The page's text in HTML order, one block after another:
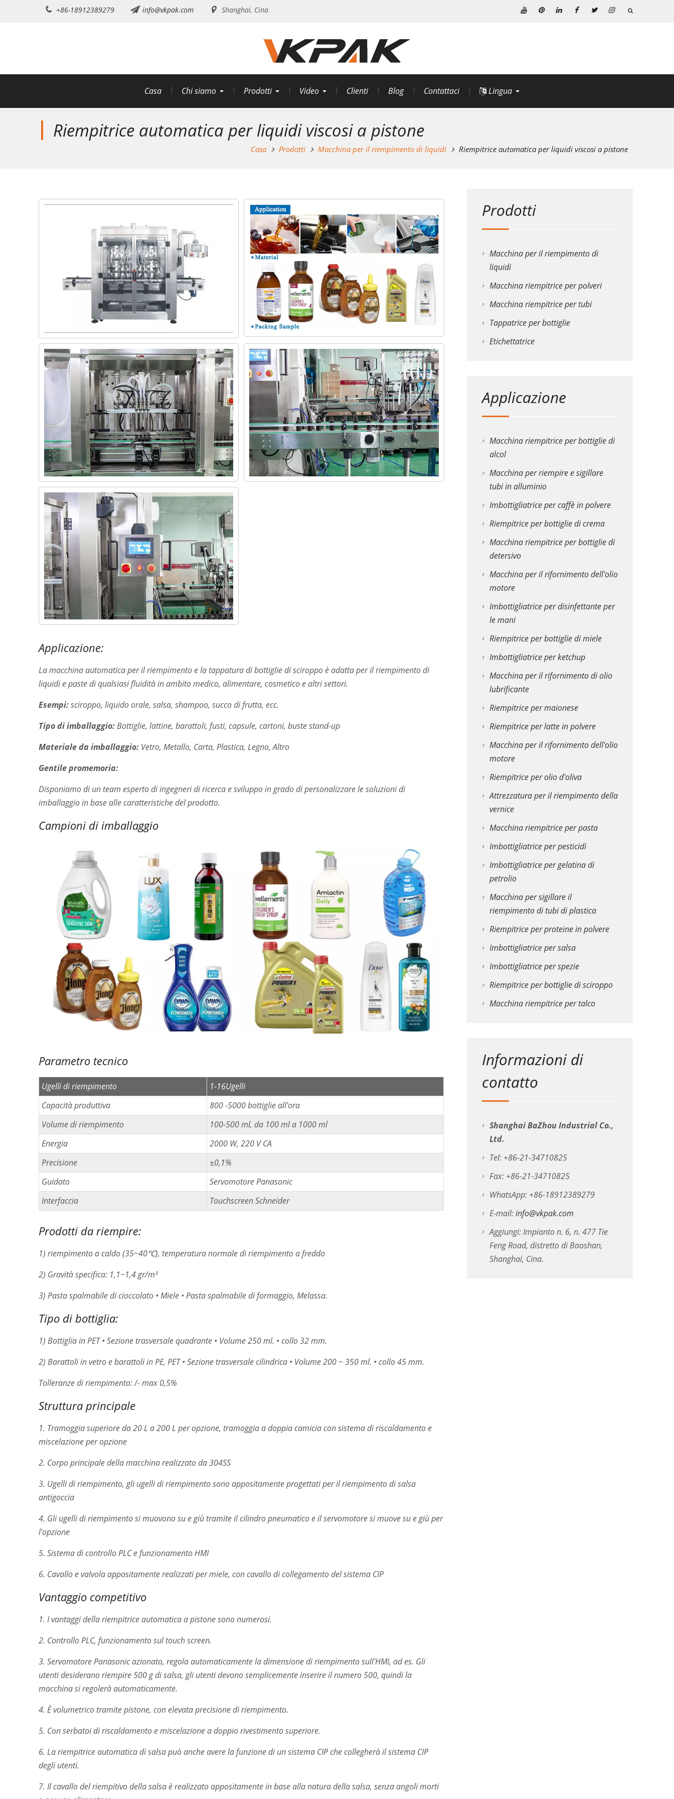
+86-18912389279 info@vkpak.com Shanghai, Cina
Casa Chi siamo Prodotti Video Clienti Blog Contattaci Lingua
Riempitrice automatica per liquidi viscosi a pistone
Casa Prodotti Macchina per il riempimento di liquidi Riempitrice automatica per liquidi viscosi a pistone
Applicazione:
La macchina automatica per il riempimento e la tappatura di bottiglie di sciroppo è adatta per il riempimento di
liquidi e paste di qualsiasi fluidità in ambito medico, alimentare, cosmetico e altri settori.
Esempi:sciroppo, liquido orale, salsa, shampoo, succo di frutta, ecc.
Tipo di imballaggio:Bottiglie, lattine, barattoli, fusti, capsule, cartoni, buste stand-up
Materiale da imballaggio: Vetro, Metallo, Carta, Plastica, Legno, Altro
Gentile promemoria:
Disponiamo di un team esperto di ingegneri di ricerca e sviluppo in grado di personalizzare le soluzioni di
imballaggio in base alle caratteristiche del prodotto.
Campioni di imballaggio
Parametro tecnico
Ugelli di riempimento
1-16Ugelli
Capacità produttiva
800 -5000 bottiglie all'ora
Volume di riempimento
100-500 ml, da 100 ml a 1000 ml
Energia
2000 W, 220 V CA
Precisione
±0,1%
Guidato
Servomotore Panasonic
Interfaccia
Touchscreen Schneider
Prodotti da riempire:
1) riempimento a caldo (35~40℃), temperatura normale di riempimento a freddo
2) Gravità specifica: 1,1~1,4 gr/m³
3) Pasta spalmabile di cioccolato • Miele • Pasta spalmabile di formaggio, Melassa.
Tipo di bottiglia:
1) Bottiglia in PET • Sezione trasversale quadrante • Volume 250 ml. • collo 32 mm.
2) Barattoli in vetro e barattoli in PE, PET • Sezione trasversale cilindrica • Volume 200 ~ 350 ml. • collo 45 mm.
Tolleranze di riempimento: /- max 0,5%
Struttura principale
1. Tramoggia superiore da 20 L a 200 L per opzione, tramoggia a doppia camicia con sistema di riscaldamento e
miscelazione per opzione
2. Corpo principale della macchina realizzato da 304SS
3. Ugelli di riempimento, gli ugelli di riempimento sono appositamente progettati per il riempimento di salsa
antigoccia
4. Gli ugelli di riempimento si muovono su e giù tramite il cilindro pneumatico e il servomotore si muove su e giù per
l'opzione
5. Sistema di controllo PLC e funzionamento HMI
6. Cavallo e valvola appositamente realizzati per miele, con cavallo di collegamento del sistema CIP
Vantaggio competitivo
1. I vantaggi della riempitrice automatica a pistone sono numerosi.
2. Controllo PLC, funzionamento sul touch screen.
3. Servomotore Panasonic azionato, regola automaticamente la dimensione di riempimento sull'HMI, ad es. Gli
utenti desiderano riempire 500 g di salsa, gli utenti devono semplicemente inserire il numero 500, quindi la
macchina si regolerà automaticamente.
4. È volumetrico tramite pistone, con elevata precisione di riempimento.
5. Con serbatoi di riscaldamento e miscelazione a doppio rivestimento superiore.
6. La riempitrice automatica di salsa può anche avere la funzione di un sistema CIP che collegherà il sistema CIP
degli utenti.
7. Il cavallo del riempitivo della salsa è realizzato appositamente in base alla natura della salsa, senza angoli morti
Prodotti
Macchina per il riempimento di
liquidi
Macchina riempitrice per polveri
Macchina riempitrice per tubi
Tappatrice per bottiglie
Etichettatrice
Applicazione
Macchina riempitrice per bottiglie di
alcol
Macchina per riempire e sigillare
tubi in alluminio
Imbottigliatrice per caffè in polvere
Riempitrice per bottiglie di crema
Macchina riempitrice per bottiglie di
detersivo
Macchina per il rifornimento dell'olio
motore
Imbottigliatrice per disinfettante per
le mani
Riempitrice per bottiglie di miele
Imbottigliatrice per ketchup
Macchina per il rifornimento di olio
lubrificante
Riempitrice per maionese
Riempitrice per latte in polvere
Macchina per il rifornimento dell'olio
motore
Riempitrice per olio d'oliva
Attrezzatura per il riempimento della
vernice
Macchina riempitrice per pasta
Imbottigliatrice per pesticidi
Imbottigliatrice per gelatina di
petrolio
Macchina per sigillare il
riempimento di tubi di plastica
Riempitrice per proteine in polvere
Imbottigliatrice per salsa
Imbottigliatrice per spezie
Riempitrice per bottiglie di sciroppo
Macchina riempitrice per talco
Informazioni di
contatto
Shanghai BaZhou Industrial Co.,
Ltd.
Tel: +86-21-34710825
Fax: +86-21-34710825
WhatsApp: +86-18912389279
E-mail:info@vkpak.com
Aggiungi: Impianto n. 6, n. 477 Tie
Feng Road, distretto di Baoshan,
Shanghai, Cina.